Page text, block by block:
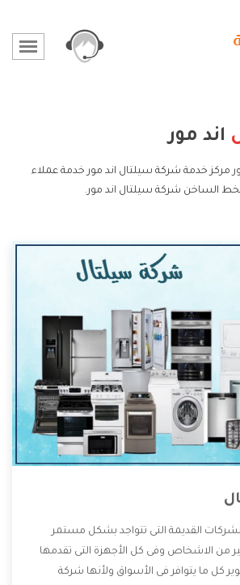
اند مور
مركز خدمة شركة سيلتال اند مور خدمة عملاء
الساخن شركة سيلتال اند مور.
القديمة التى تتواجد بشكل مستمر
من الاشخاص وفى كل الأجهزة التى تقدمها
كل ما يتوافر فى الأسواق ولأنها شركة